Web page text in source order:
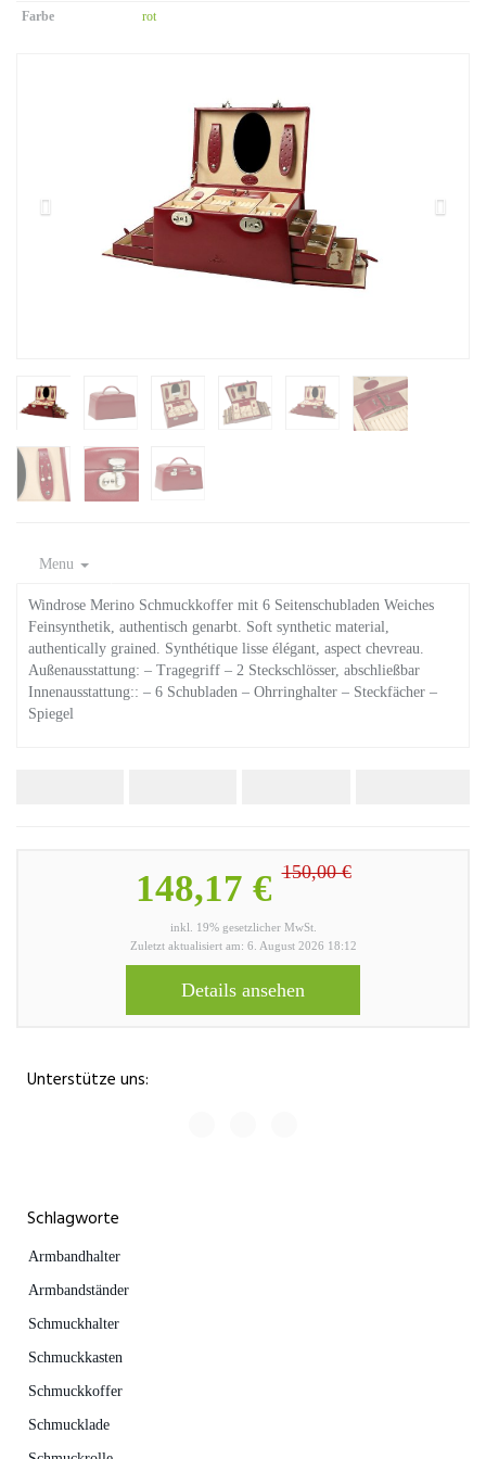
Farbe
rot
Menu
Windrose Merino Schmuckkoffer mit 6 Seitenschubladen Weiches
Feinsynthetik, authentisch genarbt. Soft synthetic material,
authentically grained. Synthétique lisse élégant, aspect chevreau.
Außenausstattung: – Tragegriff – 2 Steckschlösser, abschließbar
Innenausstattung:: – 6 Schubladen – Ohrringhalter – Steckfächer –
Spiegel
148,17 €150,00 €
inkl. 19% gesetzlicher MwSt.
Zuletzt aktualisiert am: 6. August 2026 18:12
Details ansehen
Unterstütze uns:
Schlagworte
Armbandhalter
Armbandständer
Schmuckhalter
Schmuckkasten
Schmuckkoffer
Schmucklade